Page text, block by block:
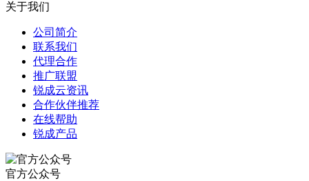
关于我们
公司简介
联系我们
代理合作
推广联盟
锐成云资讯
合作伙伴推荐
在线帮助
锐成产品
官方公众号